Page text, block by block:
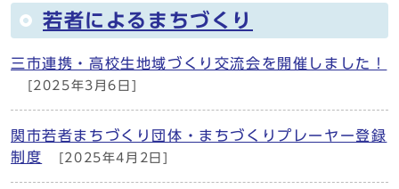
若者によるまちづくり
三市連携・高校生地域づくり交流会を開催しました！
[2025年3月6日]
関市若者まちづくり団体・まちづくりプレーヤー登録
制度
[2025年4月2日]